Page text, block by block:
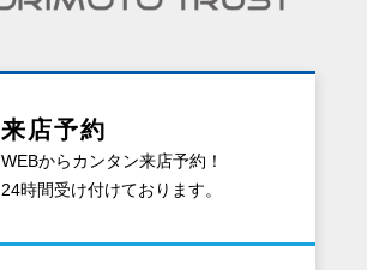
来店予約
WEBからカンタン来店予約！
24時間受け付けております。